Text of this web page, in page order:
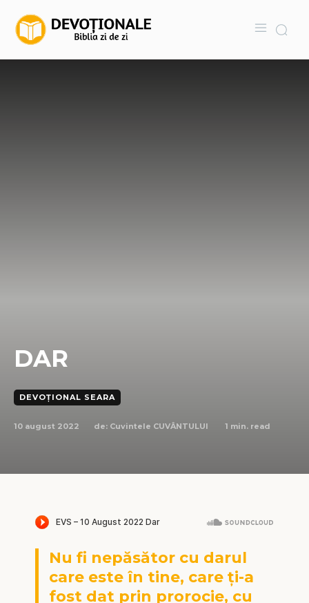
DAR
DEVOȚIONAL SEARA
10 august 2022 de: Cuvintele CUVÂNTULUI 1 min. read
Nu fi nepăsător cu darul
care este în tine, care ți-a
fost dat prin prorocie, cu